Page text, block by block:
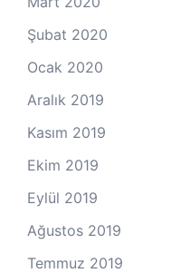
Şubat 2020
Ocak 2020
Aralık 2019
Kasım 2019
Ekim 2019
Eylül 2019
Ağustos 2019
Temmuz 2019